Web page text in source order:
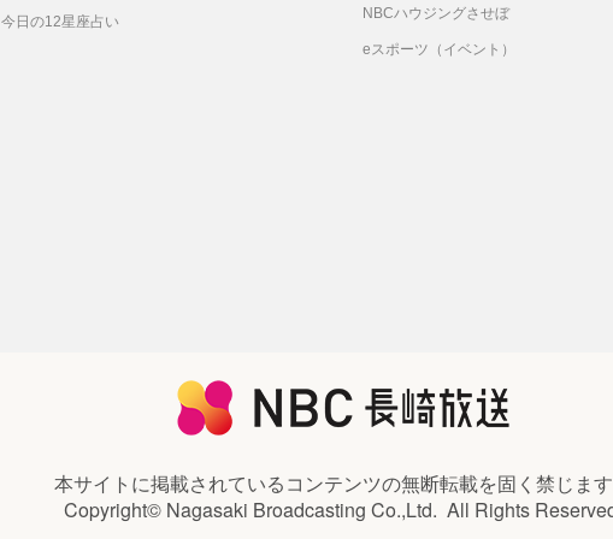
今日の12星座占い
NBCハウジングさせぼ
eスポーツ（イベント）
本サイトに掲載されているコンテンツの無断転載を固く禁じま
Copyright© Nagasaki Broadcasting Co.,Ltd. All Rights